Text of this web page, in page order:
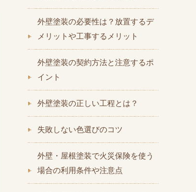
外壁塗装の必要性は？放置するデ
メリットや工事するメリット
外壁塗装の契約方法と注意するポ
イント
外壁塗装の正しい工程とは？
失敗しない色選びのコツ
外壁・屋根塗装で火災保険を使う
場合の利用条件や注意点